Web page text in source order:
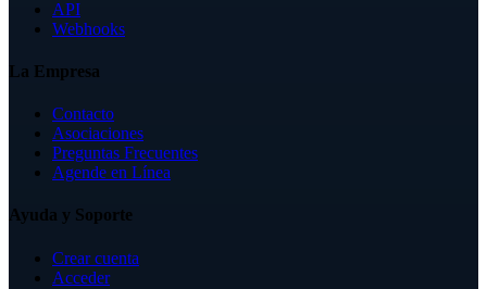
API
Webhooks
La Empresa
Contacto
Asociaciones
Preguntas Frecuentes
Agende en Línea
Ayuda y Soporte
Crear cuenta
Acceder